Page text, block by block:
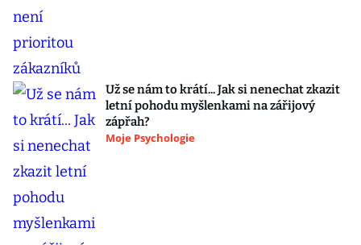
Už se nám to krátí... Jak si nenechat zkazit
letní pohodu myšlenkami na zářijový
zápřah?
Moje Psychologie